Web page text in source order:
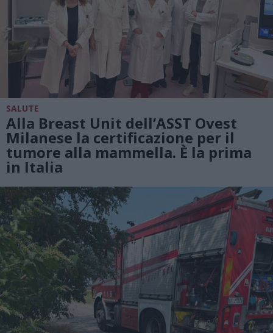
SALUTE
Alla Breast Unit dell’ASST Ovest
Milanese la certificazione per il
tumore alla mammella. È la prima
in Italia